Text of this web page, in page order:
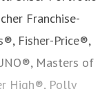
Franchise-
Fisher-Price®,
Masters of
High®, Polly